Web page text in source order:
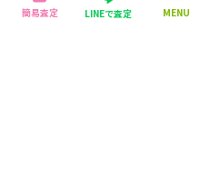
簡易査定 LINEで査定 MENU